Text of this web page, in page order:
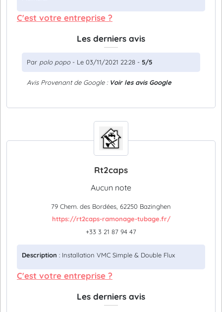
C'est votre entreprise ?
Les derniers avis
Par polo popo- Le 03/11/2021 22:28 - 5/5
Avis Provenant de Google : Voir les avis Google
Rt2caps
Aucun note
79 Chem. des Bordées, 62250 Bazinghen
https://rt2caps-ramonage-tubage.fr/
+33 3 21 87 94 47
Description : Installation VMC Simple & Double Flux
C'est votre entreprise ?
Les derniers avis